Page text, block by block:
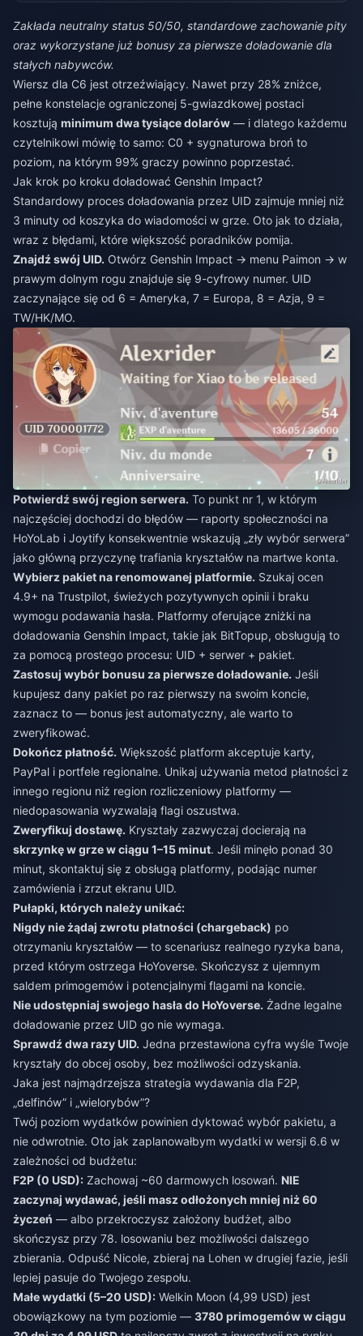
Zakłada neutralny status 50/50, standardowe zachowanie pity
oraz wykorzystane już bonusy za pierwsze doładowanie dla
stałych nabywców.
Wiersz dla C6 jest otrzeźwiający. Nawet przy 28% zniżce,
pełne konstelacje ograniczonej 5-gwiazdkowej postaci
kosztują minimum dwa tysiące dolarów — i dlatego każdemu
czytelnikowi mówię to samo: C0 + sygnaturowa broń to
poziom, na którym 99% graczy powinno poprzestać.
Jak krok po kroku doładować Genshin Impact?
Standardowy proces doładowania przez UID zajmuje mniej niż
3 minuty od koszyka do wiadomości w grze. Oto jak to działa,
wraz z błędami, które większość poradników pomija.
Znajdź swój UID. Otwórz Genshin Impact → menu Paimon → w
prawym dolnym rogu znajduje się 9-cyfrowy numer. UID
zaczynające się od 6 = Ameryka, 7 = Europa, 8 = Azja, 9 =
TW/HK/MO.
Potwierdź swój region serwera. To punkt nr 1, w którym
najczęściej dochodzi do błędów — raporty społeczności na
HoYoLab i Joytify konsekwentnie wskazują „zły wybór serwera”
jako główną przyczynę trafiania kryształów na martwe konta.
Wybierz pakiet na renomowanej platformie. Szukaj ocen
4.9+ na Trustpilot, świeżych pozytywnych opinii i braku
wymogu podawania hasła. Platformy oferujące zniżki na
doładowania Genshin Impact, takie jak BitTopup, obsługują to
za pomocą prostego procesu: UID + serwer + pakiet.
Zastosuj wybór bonusu za pierwsze doładowanie. Jeśli
kupujesz dany pakiet po raz pierwszy na swoim koncie,
zaznacz to — bonus jest automatyczny, ale warto to
zweryfikować.
Dokończ płatność. Większość platform akceptuje karty,
PayPal i portfele regionalne. Unikaj używania metod płatności z
innego regionu niż region rozliczeniowy platformy —
niedopasowania wyzwalają flagi oszustwa.
Zweryfikuj dostawę. Kryształy zazwyczaj docierają na
skrzynkę w grze w ciągu 1–15 minut. Jeśli minęło ponad 30
minut, skontaktuj się z obsługą platformy, podając numer
zamówienia i zrzut ekranu UID.
Pułapki, których należy unikać:
Nigdy nie żądaj zwrotu płatności (chargeback) po
otrzymaniu kryształów — to scenariusz realnego ryzyka bana,
przed którym ostrzega HoYoverse. Skończysz z ujemnym
saldem primogemów i potencjalnymi flagami na koncie.
Nie udostępniaj swojego hasła do HoYoverse. Żadne legalne
doładowanie przez UID go nie wymaga.
Sprawdź dwa razy UID. Jedna przestawiona cyfra wyśle Twoje
kryształy do obcej osoby, bez możliwości odzyskania.
Jaka jest najmądrzejsza strategia wydawania dla F2P,
„delfinów” i „wielorybów”?
Twój poziom wydatków powinien dyktować wybór pakietu, a
nie odwrotnie. Oto jak zaplanowałbym wydatki w wersji 6.6 w
zależności od budżetu:
F2P (0 USD): Zachowaj ~60 darmowych losowań. NIE
zaczynaj wydawać, jeśli masz odłożonych mniej niż 60
życzeń — albo przekroczysz założony budżet, albo
skończysz przy 78. losowaniu bez możliwości dalszego
zbierania. Odpuść Nicole, zbieraj na Lohen w drugiej fazie, jeśli
lepiej pasuje do Twojego zespołu.
Małe wydatki (5–20 USD): Welkin Moon (4,99 USD) jest
obowiązkowy na tym poziomie — 3780 primogemów w ciągu